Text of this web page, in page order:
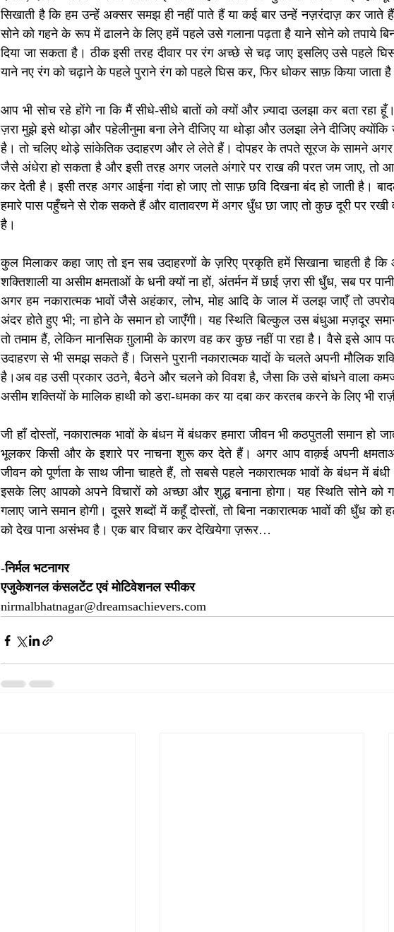
सिखाती है कि हम उन्हें अक्सर समझ ही नहीं पाते हैं या कई बार उन्हें नज़रंदाज़ कर
सोने को गहने के रूप में ढालने के लिए हमें पहले उसे गलाना पढ़ता है याने सोने को तपाये
दिया जा सकता है। ठीक इसी तरह दीवार पर रंग अच्छे से चढ़ जाए इसलिए उसे पहले
याने नए रंग को चढ़ाने के पहले पुराने रंग को पहले घिस कर, फिर धोकर साफ़ किया जाता
आप भी सोच रहे होंगे ना कि मैं सीधे-सीधे बातों को क्यों और ज़्यादा उलझा कर बता रहा
ज़रा मुझे इसे थोड़ा और पहेलीनुमा बना लेने दीजिए या थोड़ा और उलझा लेने दीजिए
है। तो चलिए थोड़े सांकेतिक उदाहरण और ले लेते हैं। दोपहर के तपते सूरज के सामने अगर
जैसे अंधेरा हो सकता है और इसी तरह अगर जलते अंगारे पर राख की परत जम जाए, तो आग
कर देती है। इसी तरह अगर आईना गंदा हो जाए तो साफ़ छवि दिखना बंद हो जाती है।
हमारे पास पहुँचने से रोक सकते हैं और वातावरण में अगर धुँध छा जाए तो कुछ दूरी पर रखी
है।
कुल मिलाकर कहा जाए तो इन सब उदाहरणों के ज़रिए प्रकृति हमें सिखाना चाहती है कि
शक्तिशाली या असीम क्षमताओं के धनी क्यों ना हों, अंतर्मन में छाई ज़रा सी धुँध, सब पर
अगर हम नकारात्मक भावों जैसे अहंकार, लोभ, मोह आदि के जाल में उलझ जाएँ तो
अंदर होते हुए भी; ना होने के समान हो जाएँगी। यह स्थिति बिल्कुल उस बंधुआ मज़दूर
तो तमाम हैं, लेकिन मानसिक ग़ुलामी के कारण वह कर कुछ नहीं पा रहा है। वैसे इसे आप
उदाहरण से भी समझ सकते हैं। जिसने पुरानी नकारात्मक यादों के चलते अपनी मौलिक
है।अब वह उसी प्रकार उठने, बैठने और चलने को विवश है, जैसा कि उसे बांधने वाला
असीम शक्तियों के मालिक हाथी को डरा-धमका कर या दबा कर करतब करने के लिए भी
जी हाँ दोस्तों, नकारात्मक भावों के बंधन में बंधकर हमारा जीवन भी कठपुतली समान हो
भूलकर किसी और के इशारे पर नाचना शुरू कर देते हैं। अगर आप वाक़ई अपनी
जीवन को पूर्णता के साथ जीना चाहते हैं, तो सबसे पहले नकारात्मक भावों के बंधन में
इसके लिए आपको अपने विचारों को अच्छा और शुद्ध बनाना होगा। यह स्थिति सोने
गलाए जाने समान होगी। दूसरे शब्दों में कहूँ दोस्तों, तो बिना नकारात्मक भावों की धुँध को
को देख पाना असंभव है। एक बार विचार कर देखियेगा ज़रूर…
-निर्मल भटनागर
एजुकेशनल कंसलटेंट एवं मोटिवेशनल स्पीकर
nirmalbhatnagar@dreamsachievers.com